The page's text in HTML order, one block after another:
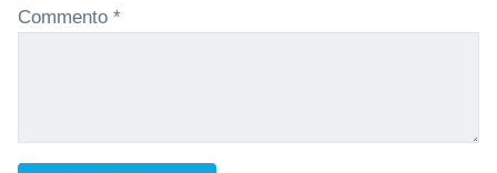
Commento *